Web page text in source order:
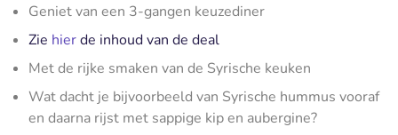
Geniet van een 3-gangen keuzediner
Zie hierde inhoud van de deal
Met de rijke smaken van de Syrische keuken
Wat dacht je bijvoorbeeld van Syrische hummus vooraf
en daarna rijst met sappige kip en aubergine?